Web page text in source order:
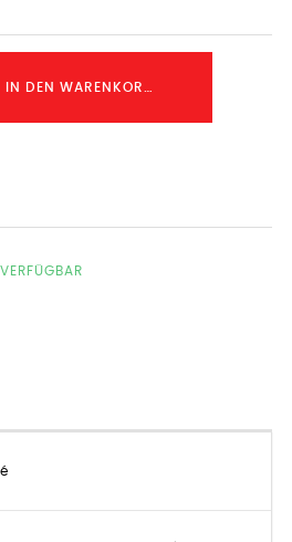
IN DEN WARENKORB LEGEN